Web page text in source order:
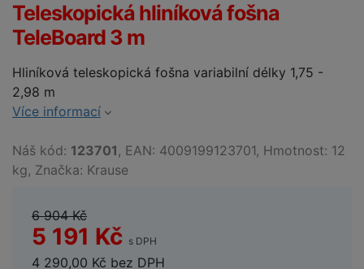
Teleskopická hliníková fošna
TeleBoard 3 m
Hliníková teleskopická fošna variabilní délky 1,75 -
2,98 m
Více informací
Náš kód: 123701, EAN: 4009199123701, Hmotnost: 12
kg, Značka: Krause
6 904 Kč
5 191 Kč s DPH
4 290,00 Kč bez DPH